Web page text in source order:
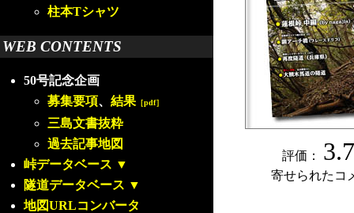
柱本Tシャツ
WEB CONTENTS
50号記念企画
募集要項、 結果 ［pdf］
三島文書抜粋
過去記事地図
峠データベース ▼
隧道データベース ▼
地図URLコンバータ
評価：
寄せられたコ